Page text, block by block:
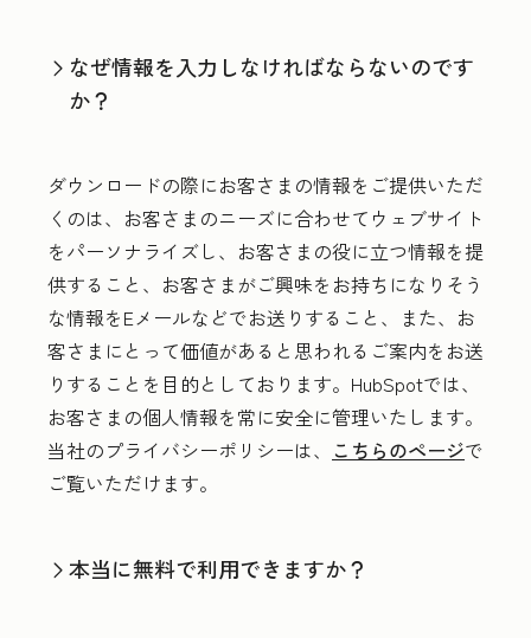
なぜ情報を入力しなければならないのです
か？
ダウンロードの際にお客さまの情報をご提供いただ
くのは、お客さまのニーズに合わせてウェブサイト
をパーソナライズし、お客さまの役に立つ情報を提
供すること、お客さまがご興味をお持ちになりそう
な情報をEメールなどでお送りすること、また、お
客さまにとって価値があると思われるご案内をお送
りすることを目的としております。HubSpotでは、
お客さまの個人情報を常に安全に管理いたします。
当社のプライバシーポリシーは、 こちらのページで
ご覧いただけます。
本当に無料で利用できますか？